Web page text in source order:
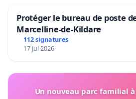
Protéger le bureau de poste
Marcelline-de-Kildare
112 signatures
17 Jul 2026
Un nouveau parc familial